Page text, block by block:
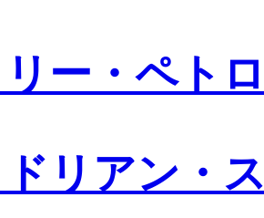
ー・ペト
リアン・